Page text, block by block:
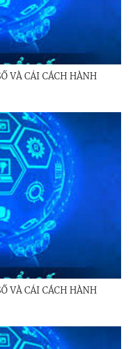
VÀ CẢI CÁCH HÀNH
VÀ CẢI CÁCH HÀNH